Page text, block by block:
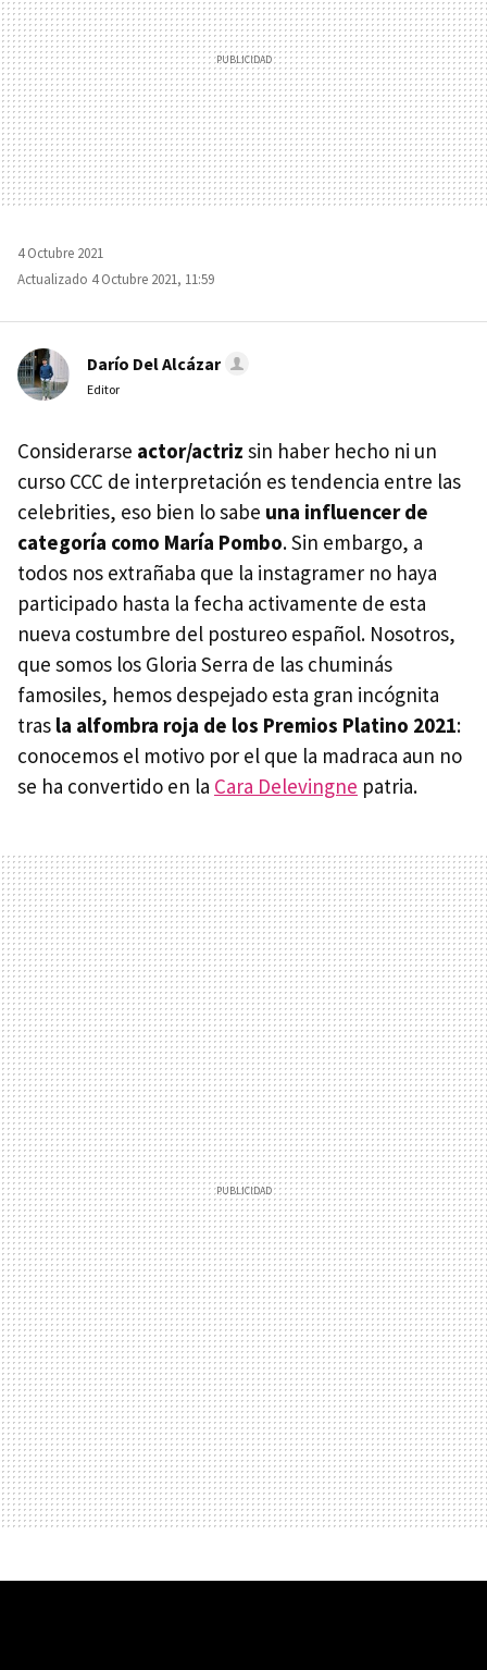
4 Octubre 2021
Actualizado 4 Octubre 2021, 11:59
Darío Del Alcázar
Editor
Considerarse actor/actriz sin haber hecho ni un
curso CCC de interpretación es tendencia entre las
celebrities, eso bien lo sabe una influencer de
categoría como María Pombo. Sin embargo, a
todos nos extrañaba que la instagramer no haya
participado hasta la fecha activamente de esta
nueva costumbre del postureo español. Nosotros,
que somos los Gloria Serra de las chuminás
famosiles, hemos despejado esta gran incógnita
tras la alfombra roja de los Premios Platino 2021:
conocemos el motivo por el que la madraca aun no
se ha convertido en la Cara Delevingne patria.